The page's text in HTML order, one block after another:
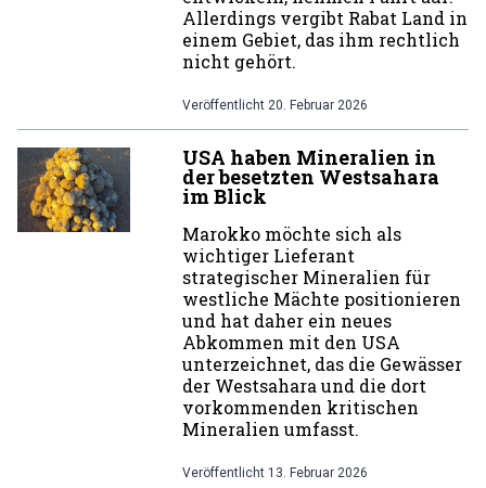
Allerdings vergibt Rabat Land in
einem Gebiet, das ihm rechtlich
nicht gehört.
Veröffentlicht 20. Februar 2026
USA haben Mineralien in
der besetzten Westsahara
im Blick
Marokko möchte sich als
wichtiger Lieferant
strategischer Mineralien für
westliche Mächte positionieren
und hat daher ein neues
Abkommen mit den USA
unterzeichnet, das die Gewässer
der Westsahara und die dort
vorkommenden kritischen
Mineralien umfasst.
Veröffentlicht 13. Februar 2026